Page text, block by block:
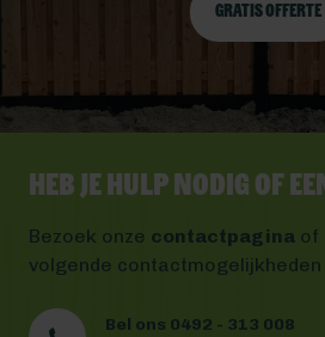
Gratis offerte
Heb je hulp nodig of
Bezoek onze contactpagina of
volgende contactmogelijkheden
Bel ons 0492 - 313 008